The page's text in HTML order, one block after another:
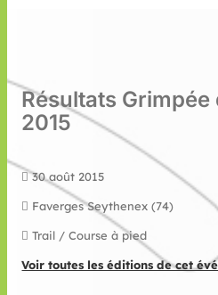
Résultats Grimpée
2015
30 août 2015
Faverges Seythenex (74)
Trail / Course à pied
Voir toutes les éditions de cet